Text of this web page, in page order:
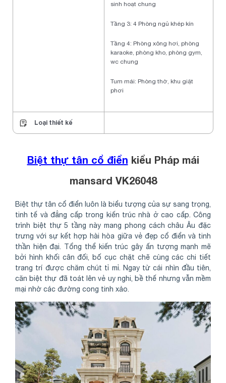
sinh hoạt chung
Tầng 3: 4 Phòng ngủ khép kín
Tầng 4: Phòng xông hơi, phòng
karaoke, phòng kho, phòng gym,
wc chung
Tum mái: Phòng thờ, khu giặt
phơi
Loại thiết kế
Biệt thự tân cổ điển kiểu Pháp mái
mansard VK26048
Biệt thự tân cổ điển luôn là biểu tượng của sự sang trọng,
tinh tế và đẳng cấp trong kiến trúc nhà ở cao cấp. Công
trình biệt thự 5 tầng này mang phong cách châu Âu đặc
trưng với sự kết hợp hài hòa giữa vẻ đẹp cổ điển và tinh
thần hiện đại. Tổng thể kiến trúc gây ấn tượng mạnh mẽ
bởi hình khối cân đối, bố cục chặt chẽ cùng các chi tiết
trang trí được chăm chút tỉ mỉ. Ngay từ cái nhìn đầu tiên,
căn biệt thự đã toát lên vẻ uy nghi, bề thế nhưng vẫn mềm
mại nhờ các đường cong tinh xảo.